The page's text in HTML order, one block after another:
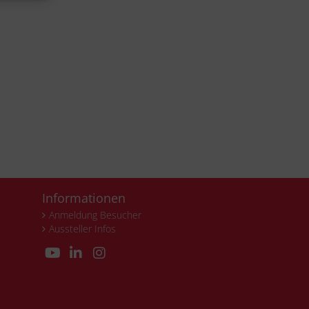
Informationen
Anmeldung Besucher
Aussteller Infos